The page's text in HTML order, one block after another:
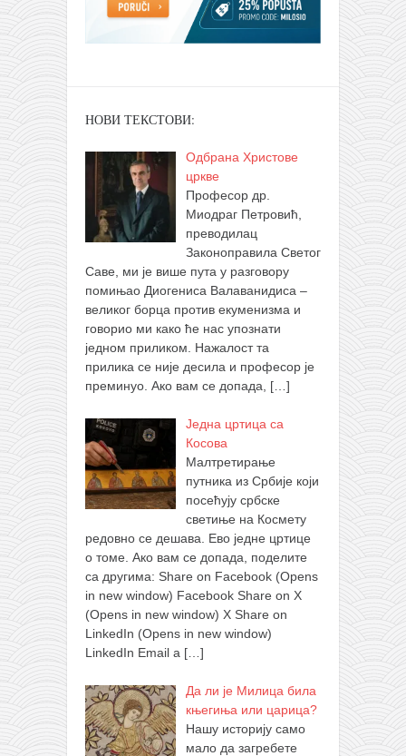
НОВИ ТЕКСТОВИ:
Одбрана Христове
цркве
Професор др.
Миодраг Петровић,
преводилац
Законоправила Светог
Саве, ми је више пута у разговору
помињао Диогениса Валаванидиса –
великог борца против екуменизма и
говорио ми како ће нас упознати
једном приликом. Нажалост та
прилика се није десила и професор је
преминуо. Ако вам се допада, […]
Једна цртица са
Косова
Малтретирање
путника из Србије који
посећују србске
светиње на Космету
редовно се дешава. Ево једне цртице
о томе. Ако вам се допада, поделите
са другима: Share on Facebook (Opens
in new window) Facebook Share on X
(Opens in new window) X Share on
LinkedIn (Opens in new window)
LinkedIn Email a […]
Да ли је Милица била
књегиња или царица?
Нашу историју само
мало да загребете